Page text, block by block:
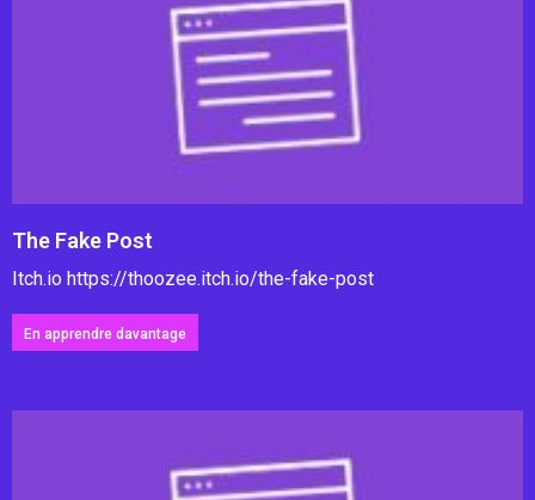
The Fake Post
Itch.io https://thoozee.itch.io/the-fake-post
En apprendre davantage